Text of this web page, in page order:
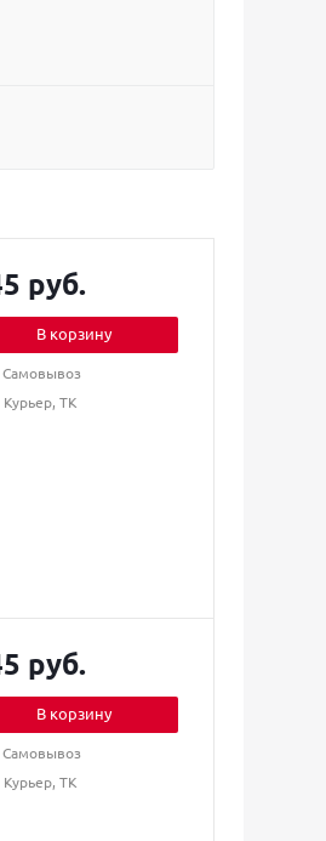
руб.
В корзину
Самовывоз
Курьер, ТК
руб.
В корзину
Самовывоз
Курьер, ТК